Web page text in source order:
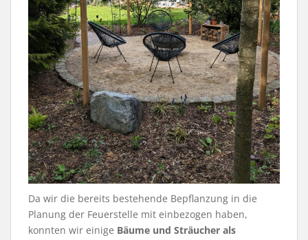
Da wir die bereits bestehende Bepflanzung in die
Planung der Feuerstelle mit einbezogen haben,
konnten wir einige Bäume und Sträucher als